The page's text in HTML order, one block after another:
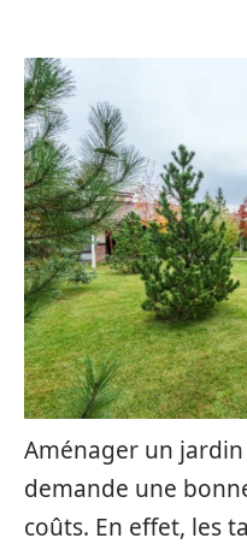
Aménager un
demande une
coûts. En effet, les